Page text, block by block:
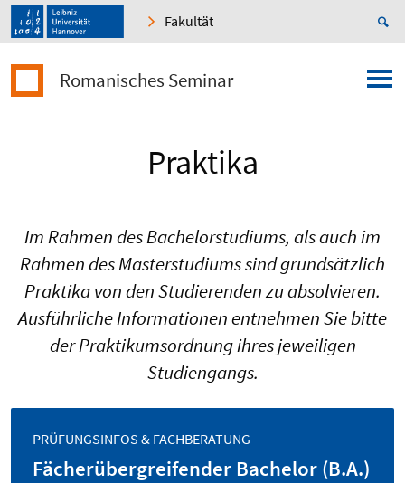
Fakultät
Romanisches Seminar
Praktika
Im Rahmen des Bachelorstudiums, als auch im
Rahmen des Masterstudiums sind grundsätzlich
Praktika von den Studierenden zu absolvieren.
Ausführliche Informationen entnehmen Sie bitte
der Praktikumsordnung ihres jeweiligen
Studiengangs.
PRÜFUNGSINFOS & FACHBERATUNG
Fächerübergreifender Bachelor (B.A.)